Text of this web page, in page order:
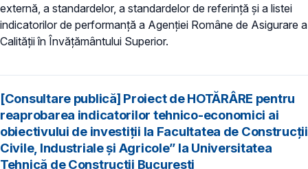
externă, a standardelor, a standardelor de referință și a listei
indicatorilor de performanță a Agenției Române de Asigurare a
Calității în Învățământului Superior.
[Consultare publică] Proiect de HOTĂRÂRE pentru
reaprobarea indicatorilor tehnico-economici ai
obiectivului de investiţii la Facultatea de Construcții
Civile, Industriale și Agricole” la Universitatea
Tehnică de Construcții București